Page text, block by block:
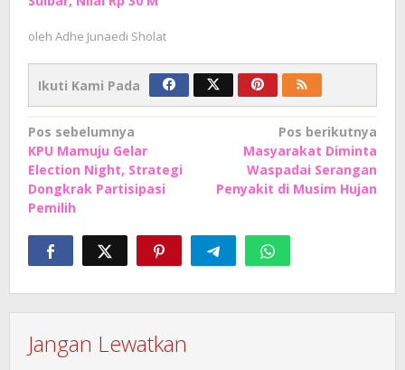
oleh Adhe Junaedi Sholat
Ikuti Kami Pada
Navigasi
pos
Pos sebelumnya
KPU Mamuju Gelar
Election Night, Strategi
Dongkrak Partisipasi
Pemilih
Pos berikutnya
Masyarakat Diminta
Waspadai Serangan
Penyakit di Musim Hujan
Jangan Lewatkan